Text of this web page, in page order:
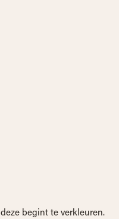
begint te verkleuren.